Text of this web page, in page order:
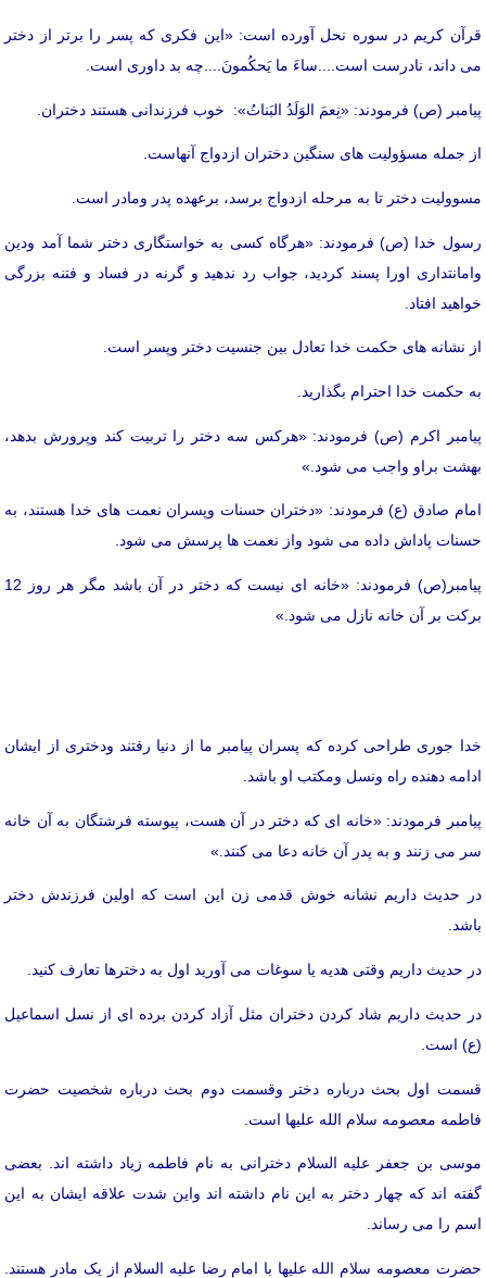
قرآن کریم در سوره نحل آورده است: «این فکری که پسر را برتر از دختر
می داند، نادرست است....ساءَ ما یَحکُمونَ....چه بد داوری است.
پیامبر (ص) فرمودند: «نِعمَ الوَلَدُ البَناتُ»: خوب فرزندانی هستند دختران.
از جمله مسؤولیت های سنگین دختران ازدواج آنهاست.
مسوولیت دختر تا به مرحله ازدواج برسد، برعهده پدر ومادر است.
رسول خدا (ص) فرمودند: «هرگاه کسی به خواستگاری دختر شما آمد ودین
وامانتداری اورا پسند کردید، جواب رد ندهید و گرنه در فساد و فتنه بزرگی
خواهید افتاد.
از نشانه های حکمت خدا تعادل بین جنسیت دختر وپسر است.
به حکمت خدا احترام بگذارید.
پیامبر اکرم (ص) فرمودند: «هرکس سه دختر را تربیت کند وپرورش بدهد،
بهشت براو واجب می شود.»
امام صادق (ع) فرمودند: «دختران حسنات وپسران نعمت های خدا هستند، به
حسنات پاداش داده می شود واز نعمت ها پرسش می شود.
پیامبر(ص) فرمودند: «خانه ای نیست که دختر در آن باشد مگر هر روز 12
برکت بر آن خانه نازل می شود.»
خدا جوری طراحی کرده که پسران پیامبر ما از دنیا رفتند ودختری از ایشان
ادامه دهنده راه ونسل ومکتب او باشد.
پیامبر فرمودند: «خانه ای که دختر در آن هست، پیوسته فرشتگان به آن خانه
سر می زنند و به پدر آن خانه دعا می کنند.»
در حدیث داریم نشانه خوش قدمی زن این است که اولین فرزندش دختر
باشد.
در حدیث داریم وقتی هدیه یا سوغات می آورید اول به دخترها تعارف کنید.
در حدیث داریم شاد کردن دختران مثل آزاد کردن برده ای از نسل اسماعیل
(ع) است.
قسمت اول بحث درباره دختر وقسمت دوم بحث درباره شخصیت حضرت
فاطمه معصومه سلام الله علیها است.
موسی بن جعفر علیه السلام دخترانی به نام فاطمه زیاد داشته اند. بعضی
گفته اند که چهار دختر به این نام داشته اند واین شدت علاقه ایشان به این
اسم را می رساند.
حضرت معصومه سلام الله علیها با امام رضا علیه السلام از یک مادر هستند.